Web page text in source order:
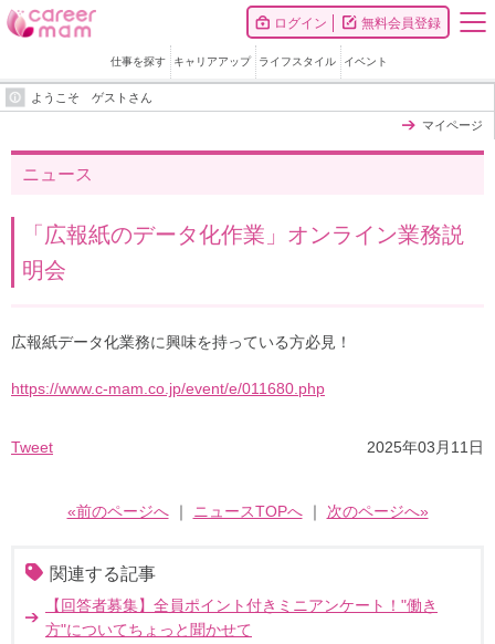
ログイン 無料会員登録
仕事を探す キャリアアップ ライフスタイル イベント
ようこそ ゲストさん
マイページ
ニュース
「広報紙のデータ化作業」オンライン業務説
明会
広報紙データ化業務に興味を持っている方必見！
https://www.c-mam.co.jp/event/e/011680.php
Tweet 2025年03月11日
«前のページへ｜ ニュースTOPへ｜ 次のページへ»
関連する記事
【回答者募集】全員ポイント付きミニアンケート！"働き
方"についてちょっと聞かせて